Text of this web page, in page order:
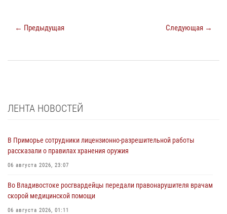
← Предыдущая Следующая →
ЛЕНТА НОВОСТЕЙ
В Приморье сотрудники лицензионно-разрешительной работы
рассказали о правилах хранения оружия
06 августа 2026, 23:07
Во Владивостоке росгвардейцы передали правонарушителя врачам
скорой медицинской помощи
06 августа 2026, 01:11